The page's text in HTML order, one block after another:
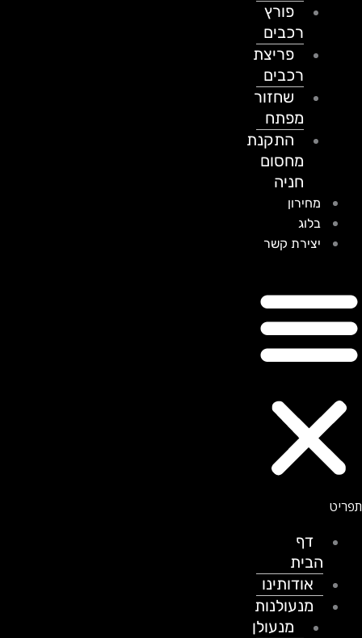
פורץ
רכבים
פריצת
רכבים
שחזור
מפתח
התקנת
מחסום
חניה
מחירון
בלוג
יצירת קשר
דף
הבית
אודותינו
מנעולנות
מנעולן